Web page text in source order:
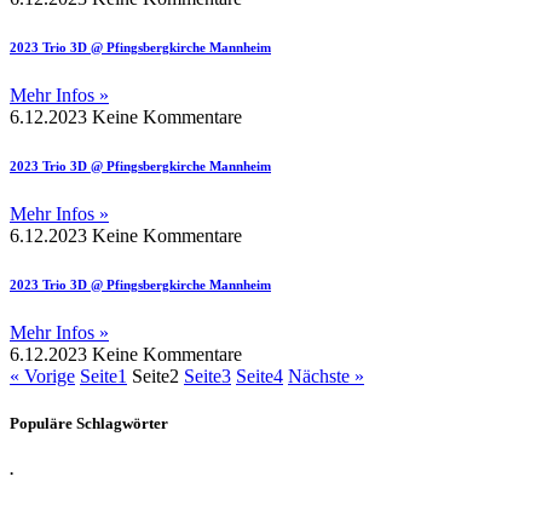
2023 Trio 3D @ Pfingsbergkirche Mannheim
Mehr Infos »
6.12.2023 Keine Kommentare
2023 Trio 3D @ Pfingsbergkirche Mannheim
Mehr Infos »
6.12.2023 Keine Kommentare
2023 Trio 3D @ Pfingsbergkirche Mannheim
Mehr Infos »
6.12.2023 Keine Kommentare
« Vorige Seite1 Seite2 Seite3 Seite4 Nächste »
Populäre Schlagwörter
.